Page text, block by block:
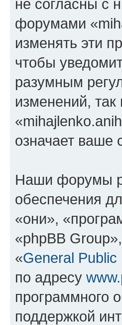
не согласны с
форумами
изменять эти
чтобы
разумным
изменений,
означает ваше
Наши форумы
обеспечения
«они»,
«phpBB
«General Public
по адресу
программного
поддержкой